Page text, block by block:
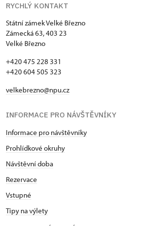
RYCHLÝ KONTAKT
Státní zámek Velké Březno
Zámecká 63, 403 23
Velké Březno
+420 475 228 331
+420 604 505 323
velkebrezno@npu.cz
INFORMACE PRO NÁVŠTĚVNÍKY
Informace pro návštěvníky
Prohlídkové okruhy
Návštěvní doba
Rezervace
Vstupné
Tipy na výlety